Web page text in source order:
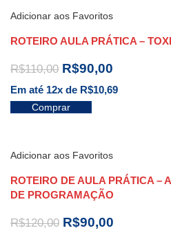
Adicionar aos Favoritos
ROTEIRO AULA PRÁTICA –
R$110,00 R$90,00
Em até 12x de R$10,69
Comprar
Adicionar aos Favoritos
ROTEIRO DE AULA PRÁTICA –
DE PROGRAMAÇÃO
R$120,00 R$90,00